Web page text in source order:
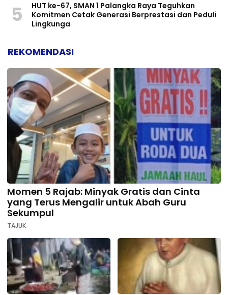
5
HUT ke-67, SMAN 1 Palangka Raya Teguhkan
Komitmen Cetak Generasi Berprestasi dan Peduli
Lingkunga
REKOMENDASI
Momen 5 Rajab: Minyak Gratis dan Cinta
yang Terus Mengalir untuk Abah Guru
Sekumpul
TAJUK